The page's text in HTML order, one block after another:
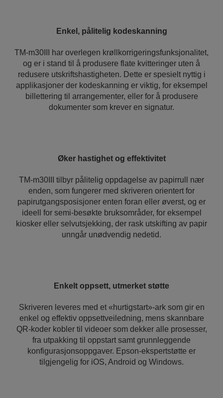
Enkel, pålitelig kodeskanning
TM-m30III har overlegen krøllkorrigeringsfunksjonalitet,
og er i stand til å produsere flate kvitteringer uten å
redusere utskriftshastigheten. Dette er spesielt nyttig i
applikasjoner der kodeskanning er viktig, for eksempel
billettering til arrangementer, eller for å produsere
dokumenter som krever en signatur.
Øker hastighet og effektivitet
TM-m30III tilbyr pålitelig oppdagelse av papirrull nær
enden, som fungerer med skriveren orientert for
papirutgangsposisjoner enten foran eller øverst, og er
ideell for semi-besøkte bruksområder, for eksempel
kiosker eller selvutsjekking, der rask utskifting av papir
unngår unødvendig nedetid.
Enkelt oppsett, utmerket støtte
Skriveren leveres med et «hurtigstart»-ark som gir en
enkel og effektiv oppsettveiledning, mens skannbare
QR-koder kobler til videoer som dekker alle prosesser,
fra utpakking til oppstart samt grunnleggende
konfigurasjonsoppgaver. Epson-ekspertstøtte er
tilgjengelig for iOS, Android og Windows.